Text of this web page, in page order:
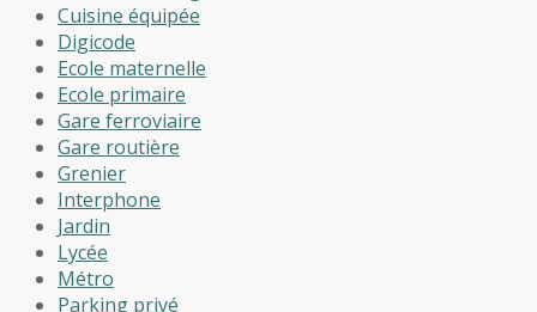
Cuisine équipée
Digicode
Ecole maternelle
Ecole primaire
Gare ferroviaire
Gare routière
Grenier
Interphone
Jardin
Lycée
Métro
Parking privé